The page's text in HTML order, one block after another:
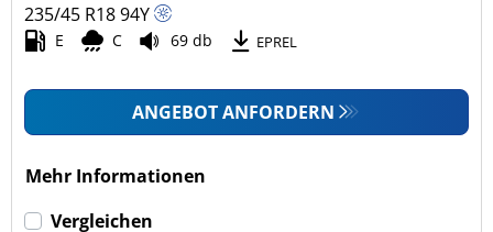
235/45 R1894Y
E C 69 db EPREL
ANGEBOT ANFORDERN
Mehr Informationen
Vergleichen